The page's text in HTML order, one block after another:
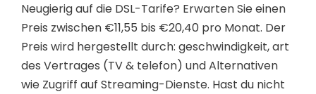
Neugierig auf die DSL-Tarife? Erwarten Sie einen
Preis zwischen €11,55 bis €20,40 pro Monat. Der
Preis wird hergestellt durch: geschwindigkeit, art
des Vertrages (TV & telefon) und Alternativen
wie Zugriff auf Streaming-Dienste. Hast du nicht